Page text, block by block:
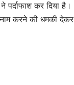
कर दिया है।
करने की धमकी देकर